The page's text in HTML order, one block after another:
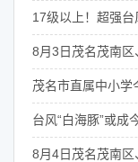
17级以上！超强
8月3日茂名茂南
茂名市直属中小学
台风“白海豚”或
8月4日茂名茂南